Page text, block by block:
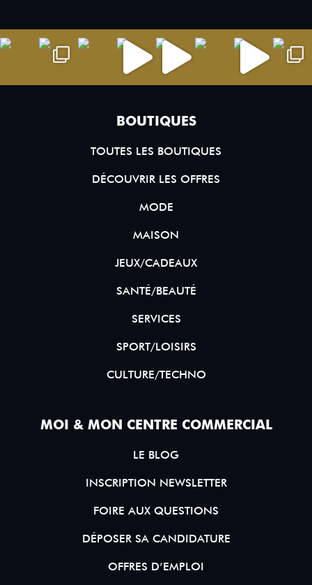
BOUTIQUES
TOUTES LES BOUTIQUES
DÉCOUVRIR LES OFFRES
MODE
MAISON
JEUX/CADEAUX
SANTÉ/BEAUTÉ
SERVICES
SPORT/LOISIRS
CULTURE/TECHNO
MOI & MON CENTRE COMMERCIAL
LE BLOG
INSCRIPTION NEWSLETTER
FOIRE AUX QUESTIONS
DÉPOSER SA CANDIDATURE
OFFRES D’EMPLOI